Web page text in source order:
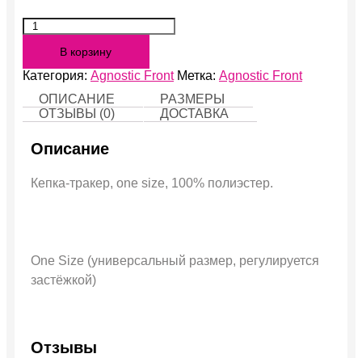
Количество
My
My
Way
В корзину
Категория: Agnostic Front Метка: Agnostic Front
ОПИСАНИЕ
РАЗМЕРЫ
ОТЗЫВЫ (0)
ДОСТАВКА
Описание
Кепка-тракер, one size, 100% полиэстер.
One Size (универсальный размер, регулируется
застёжкой)
Отзывы